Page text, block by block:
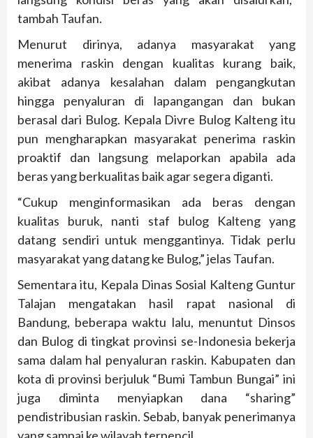
tambah Taufan.
Menurut dirinya, adanya masyarakat yang
menerima raskin dengan kualitas kurang baik,
akibat adanya kesalahan dalam pengangkutan
hingga penyaluran di lapangangan dan bukan
berasal dari Bulog. Kepala Divre Bulog Kalteng itu
pun mengharapkan masyarakat penerima raskin
proaktif dan langsung melaporkan apabila ada
beras yang berkualitas baik agar segera diganti.
“Cukup menginformasikan ada beras dengan
kualitas buruk, nanti staf bulog Kalteng yang
datang sendiri untuk menggantinya. Tidak perlu
masyarakat yang datang ke Bulog,” jelas Taufan.
Sementara itu, Kepala Dinas Sosial Kalteng Guntur
Talajan mengatakan hasil rapat nasional di
Bandung, beberapa waktu lalu, menuntut Dinsos
dan Bulog di tingkat provinsi se-Indonesia bekerja
sama dalam hal penyaluran raskin. Kabupaten dan
kota di provinsi berjuluk “Bumi Tambun Bungai” ini
juga diminta menyiapkan dana “sharing”
pendistribusian raskin. Sebab, banyak penerimanya